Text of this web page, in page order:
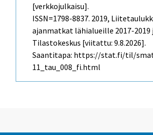
[verkkojulkaisu].
ISSN=1798-8837. 2019,
ajanmatkat lähialueille 2017-2019
Tilastokeskus [viitattu: 9.8.2026].
Saantitapa: https://stat.fi/til/
11_tau_008_fi.html